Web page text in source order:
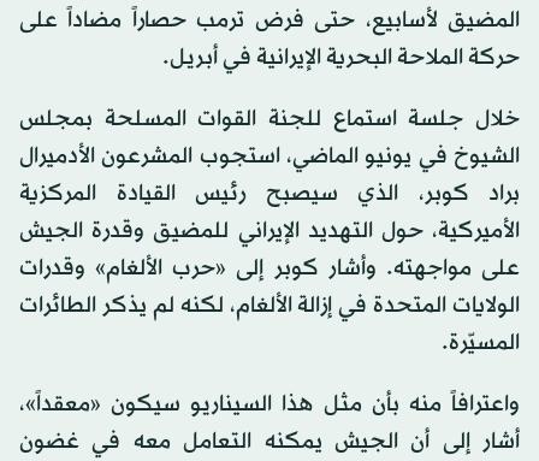
المضيق لأسابيع، حتى فرض ترمب حصاراً مضاداً على
حركة الملاحة البحرية الإيرانية في أبريل.
خلال جلسة استماع للجنة القوات المسلحة بمجلس
الشيوخ في يونيو الماضي، استجوب المشرعون الأدميرال
براد كوبر، الذي سيصبح رئيس القيادة المركزية
الأميركية، حول التهديد الإيراني للمضيق وقدرة الجيش
على مواجهته. وأشار كوبر إلى «حرب الألغام» وقدرات
الولايات المتحدة في إزالة الألغام، لكنه لم يذكر الطائرات
المسيّرة.
واعترافاً منه بأن مثل هذا السيناريو سيكون «معقداً»،
أشار إلى أن الجيش يمكنه التعامل معه في غضون